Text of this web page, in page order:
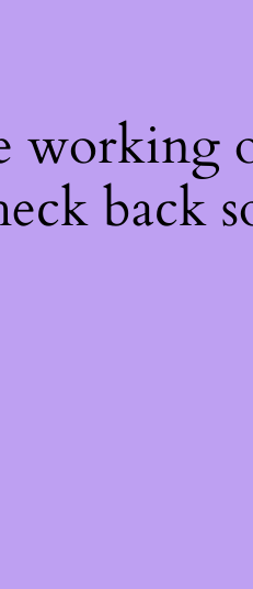
working
back